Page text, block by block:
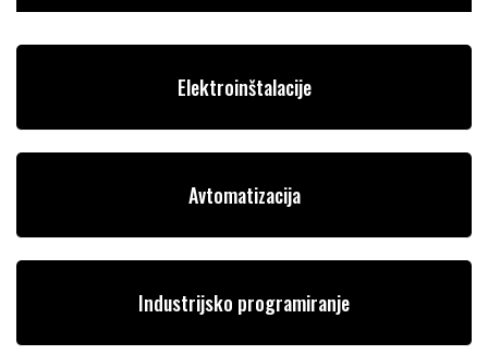
Elektroinštalacije
Avtomatizacija
Industrijsko programiranje